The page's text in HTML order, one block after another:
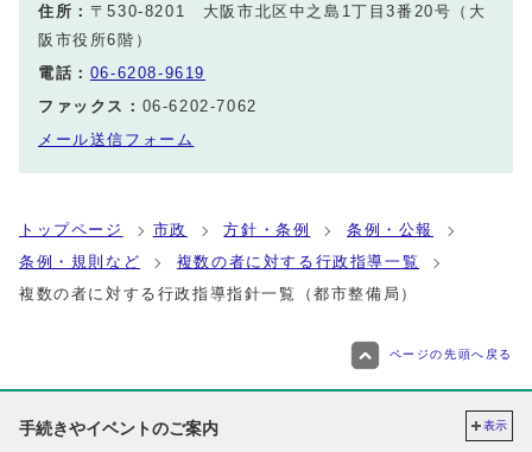
住所： 〒530-8201 大阪市北区中之島1丁目3番20号（大
阪市役所6階）
電話： 06-6208-9619
ファックス： 06-6202-7062
メール送信フォーム
トップページ 市政 方針・条例
条例・公報
条例・規則など
複数の者に対する行政指導一覧
複数の者に対する行政指導指針一覧（都市整備局）
ページの先頭へ戻る
手続きやイベントのご案内 表示